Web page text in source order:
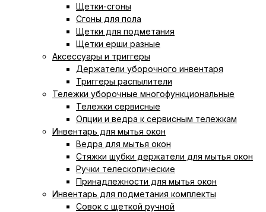
Щетки-сгоны
Сгоны для пола
Щетки для подметания
Щетки ерши разные
Аксессуары и триггеры
Держатели уборочного инвентаря
Триггеры распылители
Тележки уборочные многофункциональные
Тележки сервисные
Опции и ведра к сервисным тележкам
Инвентарь для мытья окон
Ведра для мытья окон
Cтяжки шубки держатели для мытья окон
Ручки телескопические
Принадлежности для мытья окон
Инвентарь для подметания комплекты
Совок с щеткой ручной